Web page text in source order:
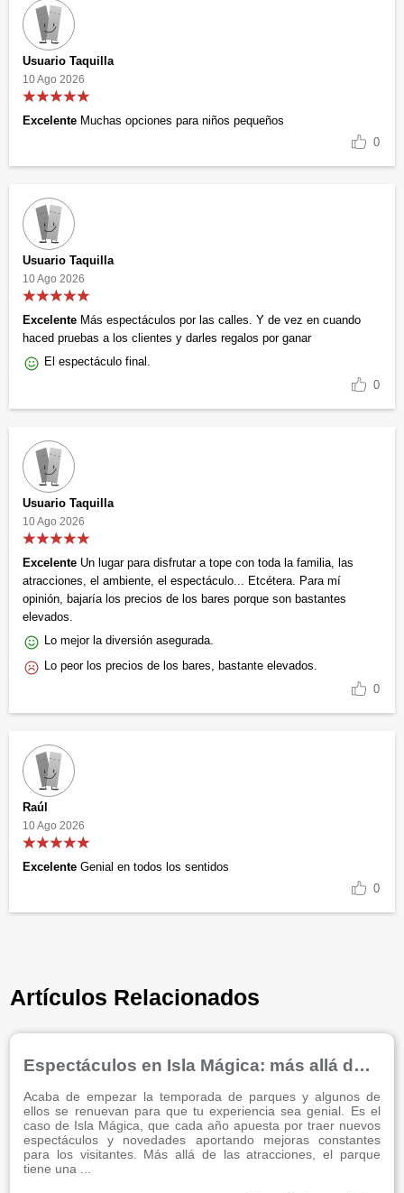
Usuario Taquilla
10 Ago 2026
Excelente Muchas opciones para niños pequeños
0
Usuario Taquilla
10 Ago 2026
Excelente Más espectáculos por las calles. Y de vez en cuando
haced pruebas a los clientes y darles regalos por ganar
El espectáculo final.
0
Usuario Taquilla
10 Ago 2026
Excelente Un lugar para disfrutar a tope con toda la familia, las
atracciones, el ambiente, el espectáculo... Etcétera. Para mí
opinión, bajaría los precios de los bares porque son bastantes
elevados.
Lo mejor la diversión asegurada.
Lo peor los precios de los bares, bastante elevados.
0
Raúl
10 Ago 2026
Excelente Genial en todos los sentidos
0
Artículos Relacionados
Espectáculos en Isla Mágica: más allá de las atracciones
Acaba de empezar la temporada de parques y algunos de
ellos se renuevan para que tu experiencia sea genial. Es el
caso de Isla Mágica, que cada año apuesta por traer nuevos
espectáculos y novedades aportando mejoras constantes
para los visitantes. Más allá de las atracciones, el parque
tiene una ...